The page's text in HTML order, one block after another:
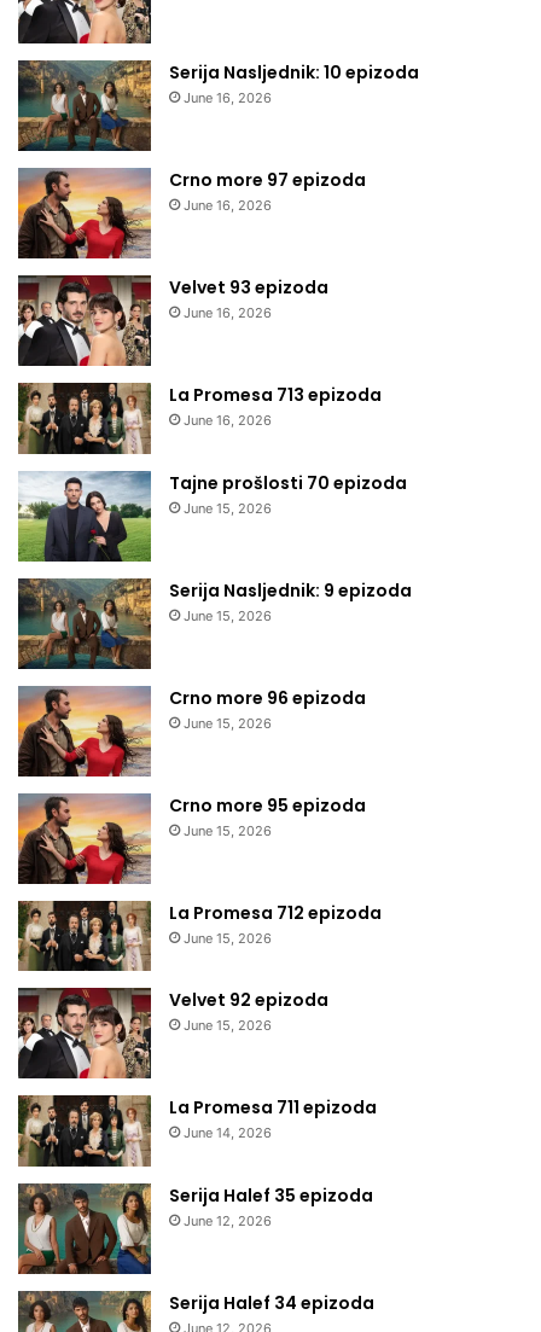
Serija Nasljednik: 10 epizoda
June 16, 2026
Crno more 97 epizoda
June 16, 2026
Velvet 93 epizoda
June 16, 2026
La Promesa 713 epizoda
June 16, 2026
Tajne prošlosti 70 epizoda
June 15, 2026
Serija Nasljednik: 9 epizoda
June 15, 2026
Crno more 96 epizoda
June 15, 2026
Crno more 95 epizoda
June 15, 2026
La Promesa 712 epizoda
June 15, 2026
Velvet 92 epizoda
June 15, 2026
La Promesa 711 epizoda
June 14, 2026
Serija Halef 35 epizoda
June 12, 2026
Serija Halef 34 epizoda
June 12, 2026